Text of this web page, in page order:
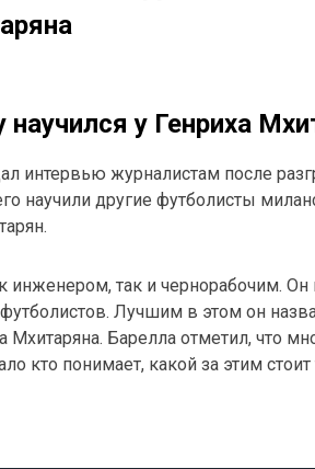
у Генриха
интервью журналистам после
научили другие футболисты
инженером, так и чернорабочим. Он
Лучшим в этом он
Мхитаряна. Барелла отметил, что
кто понимает, какой за этим